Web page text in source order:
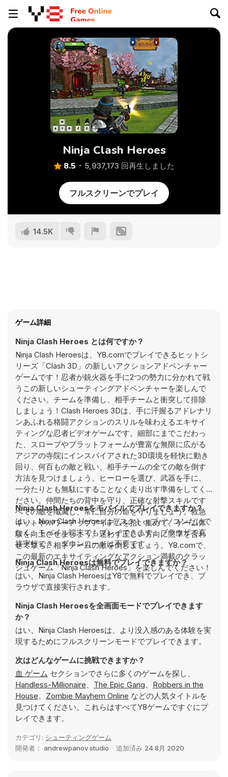
Ninja Clash Heroes
8.5 5,937,173 回再生しました
フルスクリーンでプレイ
14.5K
ゲーム詳細
Ninja Clash Heroes とは何ですか？
Ninja Clash Heroesは、Y8.comでプレイできるヒットシ
リーズ「Clash 3D」の新しいアクションアドベンチャー
ゲームです！忍者が銃火器を手に2つの勢力に分かれて戦
うこの新しいシューティングアドベンチャーを楽しんで
ください。チームを準備し、相手チームと衝突して排除
しましょう！Clash Heroes 3Dは、手に汗握るアドレナリ
ンあふれる格闘アクションのスリルを味わえるエキサイ
ティングな忍者ビデオゲームです。細部にまでこだわっ
た、スロープやプラットフォームが豊富な無限に広がる
アジアの寺院にインスパイアされた3D環境を軽快に動き
回り、何百もの敵と戦い、相手チームの全ての敵を倒す
方法を見つけましょう。ヒーローを選び、武器を手に、
一分たりとも無駄にすることなく走り出す準備をしてく
ださい。仲間たちの背中を守り、正確な射撃スキルです
べての敵を殲滅し、常に自分の命を守りましょう。救急
キットやパワーアップアイテムを拾い集めて、ゲーム体
験を向上させましょう。迷わず正しい方向に照準を合わ
せて撃ち、相手チームの敵を倒しましょう。Y8.comで、
この最新のエキサイティングなアクション満載のクラッ
シュゲーム「Ninja Clash Heroes」を楽しんでください！
Ninja Clash Heroesをモバイルでプレイできますか？
はい、Ninja Clash Heroesはデスクトップパソコンだけで
なく、モバイル端末でもプレイできます。ブラウザで直
接実行でき、ダウンロードは不要です。
Ninja Clash Heroesは無料でプレイできますか？
はい、Ninja Clash HeroesはY8で無料でプレイでき、ブ
ラウザで直接実行されます。
Ninja Clash Heroesを全画面モードでプレイできます
か？
はい、Ninja Clash Heroesは、より没入感のある体験を実
現するためにフルスクリーンモードでプレイできます。
次はどんなゲームに挑戦できますか？
血 ゲーム セクションでさらに多くのゲームを探し、
Handless-Millionaire、 The Epic Gang、 Robbers in the
House、 Zombie Mayhem Online などの人気タイトルを
見つけてください。これらはすべてY8ゲームですぐにプ
レイできます。
カテゴリ: シューティングゲーム
開発者： andrewpanov studio 追加済み 24 8月 2020